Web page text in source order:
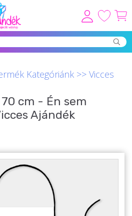
⭐
Kategóriánk >> Vicces
cm - Én sem
Ajándék